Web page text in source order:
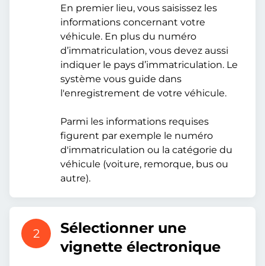
En premier lieu, vous saisissez les
informations concernant votre
véhicule. En plus du numéro
d’immatriculation, vous devez aussi
indiquer le pays d’immatriculation. Le
système vous guide dans
l'enregistrement de votre véhicule.
Parmi les informations requises
figurent par exemple le numéro
d'immatriculation ou la catégorie du
véhicule (voiture, remorque, bus ou
autre).
2
Sélectionner une
vignette électronique